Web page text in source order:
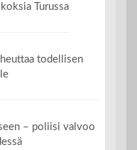
Turussa
todellisen
– poliisi valvoo